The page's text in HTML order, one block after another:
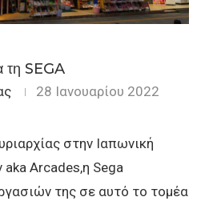
τη SEGA
28 Ιανουαρίου 2022
στην Ιαπωνική
Arcades,η Sega
της σε αυτό το τομέα